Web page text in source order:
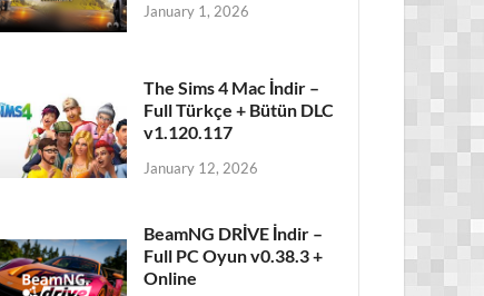
January 1, 2026
The Sims 4 Mac İndir –
Full Türkçe + Bütün DLC
v1.120.117
January 12, 2026
BeamNG DRİVE İndir –
Full PC Oyun v0.38.3 +
Online